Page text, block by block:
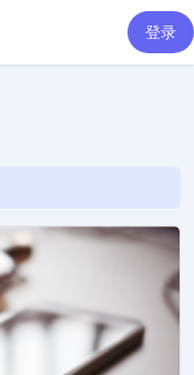
登录